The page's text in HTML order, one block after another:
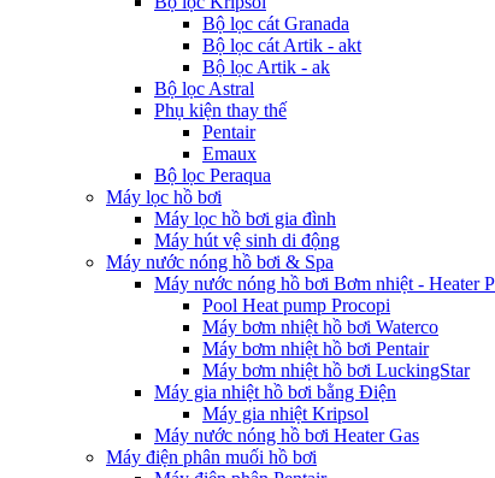
Bộ lọc cát Granada
Bộ lọc cát Artik - akt
Bộ lọc Artik - ak
Bộ lọc Astral
Phụ kiện thay thế
Pentair
Emaux
Bộ lọc Peraqua
Máy lọc hồ bơi
Máy lọc hồ bơi gia đình
Máy hút vệ sinh di động
Máy nước nóng hồ bơi & Spa
Máy nước nóng hồ bơi Bơm nhiệt - Heater
Pool Heat pump Procopi
Máy bơm nhiệt hồ bơi Waterco
Máy bơm nhiệt hồ bơi Pentair
Máy bơm nhiệt hồ bơi LuckingStar
Máy gia nhiệt hồ bơi bằng Điện
Máy gia nhiệt Kripsol
Máy nước nóng hồ bơi Heater Gas
Máy điện phân muối hồ bơi